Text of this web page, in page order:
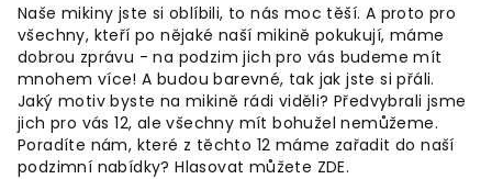
Naše mikiny jste si oblíbili, to nás moc těší. A proto pro
všechny, kteří po nějaké naší mikině pokukují, máme
dobrou zprávu - na podzim jich pro vás budeme mít
mnohem více! A budou barevné, tak jak jste si přáli.
Jaký motiv byste na mikině rádi viděli? Předvybrali jsme
jich pro vás 12, ale všechny mít bohužel nemůžeme.
Poradíte nám, které z těchto 12 máme zařadit do naší
podzimní nabídky? Hlasovat můžete ZDE.